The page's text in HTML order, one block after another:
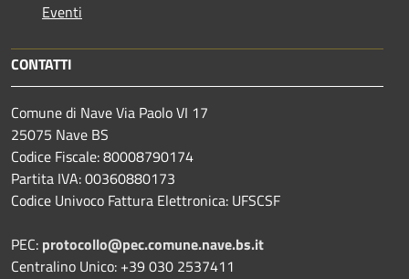
Eventi
CONTATTI
Comune di Nave Via Paolo VI 17
25075 Nave BS
Codice Fiscale: 80008790174
Partita IVA: 00360880173
Codice Univoco Fattura Elettronica: UFSCSF
PEC: protocollo@pec.comune.nave.bs.it
Centralino Unico: +39 030 2537411